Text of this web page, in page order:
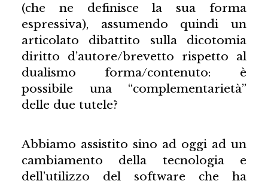
(che ne definisce la sua forma
espressiva), assumendo quindi un
articolato dibattito sulla dicotomia
diritto d’autore/brevetto rispetto al
dualismo forma/contenuto: è
possibile una “complementarietà”
delle due tutele?
Abbiamo assistito sino ad oggi ad un
cambiamento della tecnologia e
dell’utilizzo del software che ha